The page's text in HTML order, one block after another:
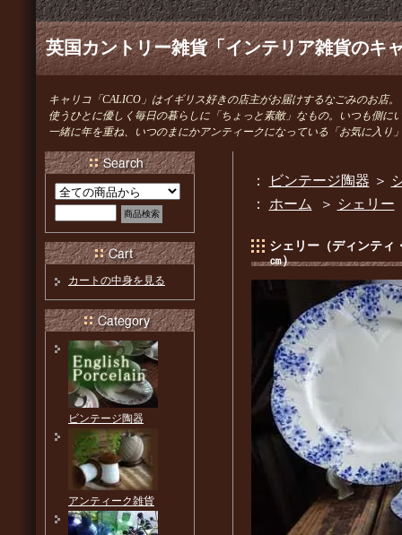
英国カントリー雑貨「インテリア雑貨の
キャリコ「CALICO」はイギリス好きの店主がお届けするなごみのお店。
使うひとに優しく毎日の暮らしに「ちょっと素敵」なもの。いつも側に
一緒に年を重ね、いつのまにかアンティークになっている「お気に入り
： ビンテージ陶器 ＞
： ホーム ＞ シェリー
シェリー（ディンティ
㎝）
カートの中身を見る
ビンテージ陶器
アンティーク雑貨